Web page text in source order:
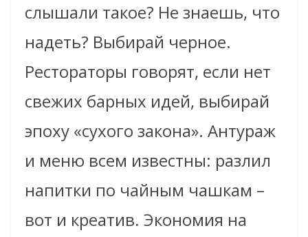
слышали такое? Не знаешь, что
надеть? Выбирай черное.
Рестораторы говорят, если нет
свежих барных идей, выбирай
эпоху «сухого закона». Антураж
и меню всем известны: разлил
напитки по чайным чашкам –
вот и креатив. Экономия на